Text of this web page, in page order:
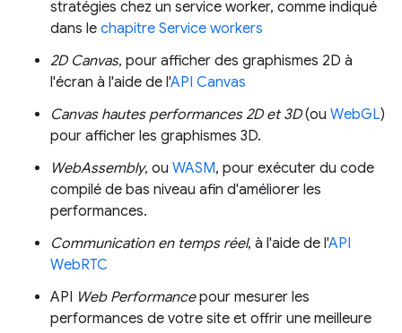
stratégies chez un service worker, comme indiqué
dans le chapitre Service workers
2D Canvas, pour afficher des graphismes 2D à
l'écran à l'aide de l'API Canvas
Canvas hautes performances 2D et 3D(ou WebGL)
pour afficher les graphismes 3D.
WebAssembly, ou WASM, pour exécuter du code
compilé de bas niveau afin d'améliorer les
performances.
Communication en temps réel, à l'aide de l'API
WebRTC
API Web Performancepour mesurer les
performances de votre site et offrir une meilleure